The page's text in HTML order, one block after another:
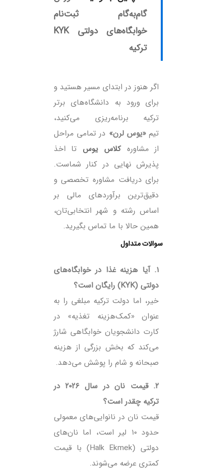
گام‌به‌گام ثبت‌نام
خوابگاه‌های دولتی KYK
ترکیه
اگر هنوز در ابتدای مسیر هستید و
برای ورود به دانشگاه‌های برتر
ترکیه برنامه‌ریزی می‌کنید،
تیم«یوس لرن» در تمامی مراحل
از مشاورهکلاس یوس تا اخذ
پذیرش نهایی در کنار شماست.
برای دریافت مشاوره تخصصی و
دقیق‌ترین برآوردهای مالی بر
اساس رشته و شهر انتخابی‌تان،
همین حالا با ما تماس بگیرید.
سوالات متداول
۱. آیا هزینه غذا در خوابگاه‌های
دولتی (KYK) رایگان است؟
خیر، اما دولت ترکیه مبلغی را به
عنوان «کمک‌هزینه تغذیه» در
کارت دانشجویان خوابگاهی شارژ
می‌کند که بخش بزرگی از هزینه
صبحانه و شام را پوشش می‌دهد.
۲. قیمت نان در سال ۲۰۲۶ در
ترکیه چقدر است؟
قیمت نان در نانوایی‌های معمولی
حدود ۱۰ لیر است، اما نان‌های
دولتی (Halk Ekmek) با قیمت
کمتری عرضه می‌شوند.